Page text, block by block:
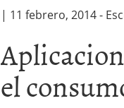
Cuenta
menores
Banco
desde
¿La letra
| 11 febrero, 2014-
el